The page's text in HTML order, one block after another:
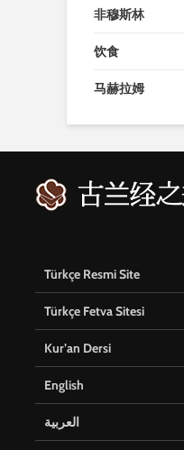
非穆斯林
饮食
马赫拉姆
Türkçe Resmi Site
Türkçe Fetva Sitesi
Kur’an Dersi
English
العربية